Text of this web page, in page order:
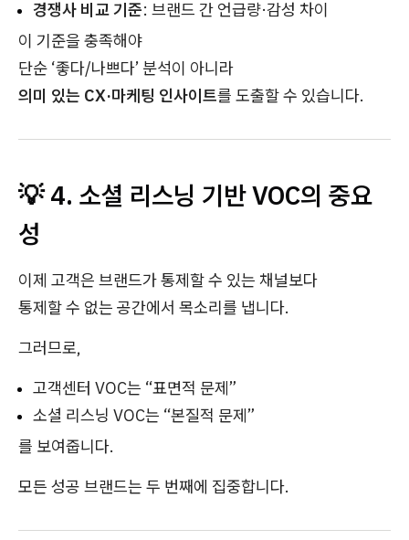
경쟁사 비교 기준: 브랜드 간 언급량·감성 차이
이 기준을 충족해야
단순 ‘좋다/나쁘다’ 분석이 아니라
의미 있는 CX·마케팅 인사이트를 도출할 수 있습니다.
💡 4. 소셜 리스닝 기반 VOC의 중요
성
이제 고객은 브랜드가 통제할 수 있는 채널보다
통제할 수 없는 공간에서 목소리를 냅니다.
그러므로,
고객센터 VOC는 “표면적 문제”
소셜 리스닝 VOC는 “본질적 문제”
를 보여줍니다.
모든 성공 브랜드는 두 번째에 집중합니다.